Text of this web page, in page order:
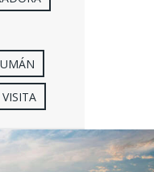
VISITA